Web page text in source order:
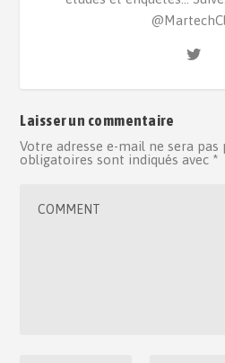
Laisser un commentaire
Votre adresse e-mail ne sera pas
obligatoires sont indiqués avec *